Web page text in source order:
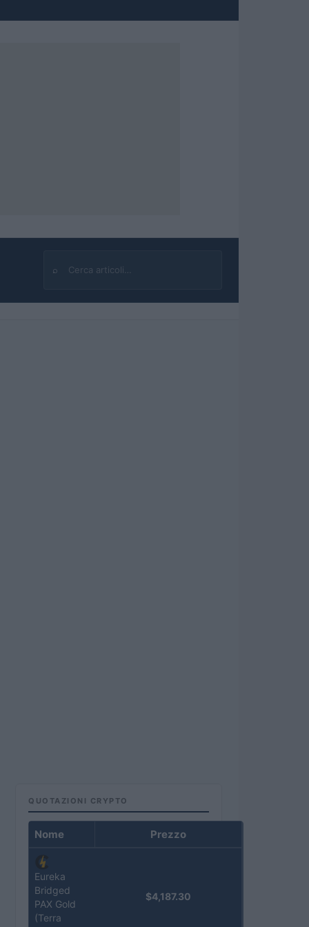
⌕
Cerca
QUOTAZIONI CRYPTO
Nome Prezzo
Eureka
Bridged
PAX Gold
(Terra
$4,187.30